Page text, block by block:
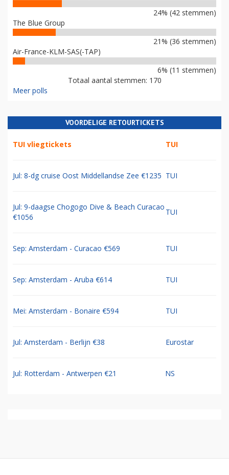
24% (42 stemmen)
The Blue Group
21% (36 stemmen)
Air-France-KLM-SAS(-TAP)
6% (11 stemmen)
Totaal aantal stemmen: 170
Meer polls
VOORDELIGE RETOURTICKETS
TUI vliegtickets TUI
Jul: 8-dg cruise Oost Middellandse Zee €1235 TUI
Jul: 9-daagse Chogogo Dive & Beach Curacao
€1056
TUI
Sep: Amsterdam - Curacao €569 TUI
Sep: Amsterdam - Aruba €614 TUI
Mei: Amsterdam - Bonaire €594 TUI
Jul: Amsterdam - Berlijn €38 Eurostar
Jul: Rotterdam - Antwerpen €21 NS